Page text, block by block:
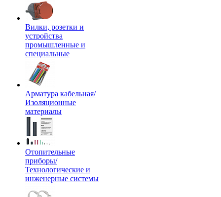
Вилки, розетки и
устройства
промышленные и
специальные
Арматура кабельная/
Изоляционные
материалы
Отопительные
приборы/
Технологические и
инженерные системы